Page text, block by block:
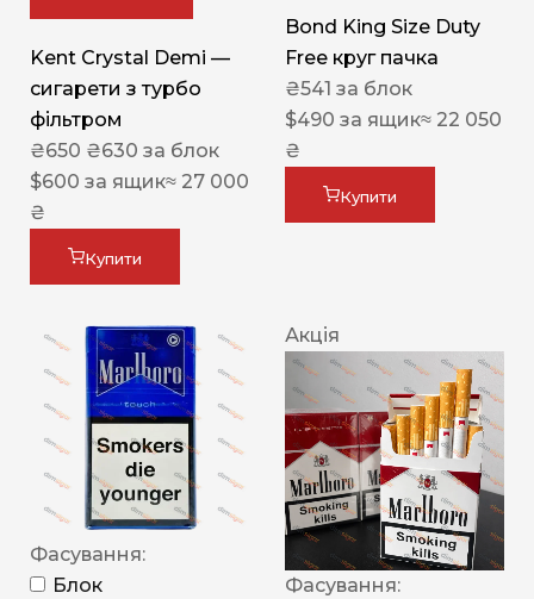
Kent Crystal Demi —
сигарети з турбо
фільтром
₴650 ₴630 за блок
$600 за ящик≈ 27 000
₴
Купити
Bond King Size Duty
Free круг пачка
₴541 за блок
$490 за ящик≈ 22 050
₴
Купити
Фасування:
Блок
Акція
Фасування: